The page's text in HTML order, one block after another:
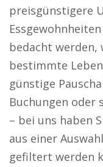
preisgünstigere
bedacht werden,
bestimmte
günstige
Buchungen oder
– bei uns haben
aus einer
gefiltert werden